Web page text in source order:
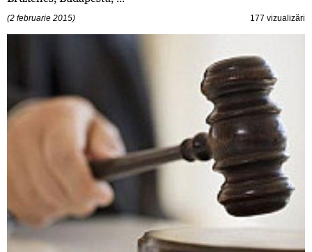
(2 februarie 2015) 177 vizualizări